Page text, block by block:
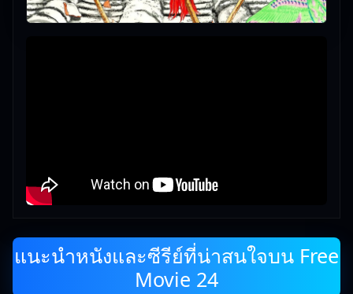
แนะนำหนังและซีรีย์ที่น่าสนใจบน Free
Movie 24